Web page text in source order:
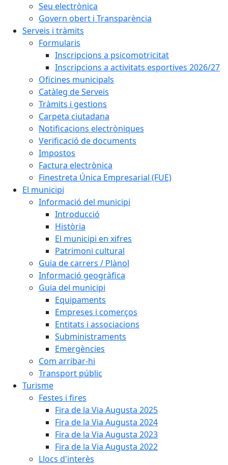
Seu electrònica
Govern obert i Transparència
Serveis i tràmits
Formularis
Inscripcions a psicomotricitat
Inscripcions a activitats esportives 2026/27
Oficines municipals
Catàleg de Serveis
Tràmits i gestions
Carpeta ciutadana
Notificacions electròniques
Verificació de documents
Impostos
Factura electrònica
Finestreta Única Empresarial (FUE)
El municipi
Informació del municipi
Introducció
Història
El municipi en xifres
Patrimoni cultural
Guia de carrers / Plànol
Informació geogràfica
Guia del municipi
Equipaments
Empreses i comerços
Entitats i associacions
Subministraments
Emergències
Com arribar-hi
Transport públic
Turisme
Festes i fires
Fira de la Via Augusta 2025
Fira de la Via Augusta 2024
Fira de la Via Augusta 2023
Fira de la Via Augusta 2022
Llocs d'interès